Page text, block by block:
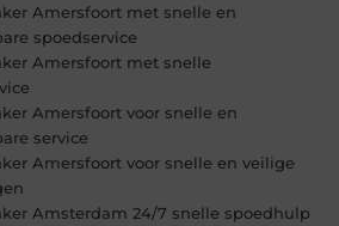
Amersfoort met snelle en
spoedservice
Amersfoort met snelle
Amersfoort voor snelle en
service
Amersfoort voor snelle en veilige
Amsterdam 24/7 snelle spoedhulp